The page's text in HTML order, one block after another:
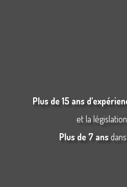
Plus de 15 ans
et la
Plus de 7 ans